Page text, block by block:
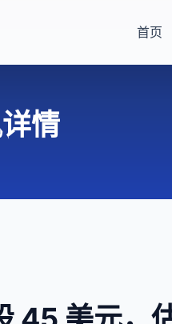
首页
情